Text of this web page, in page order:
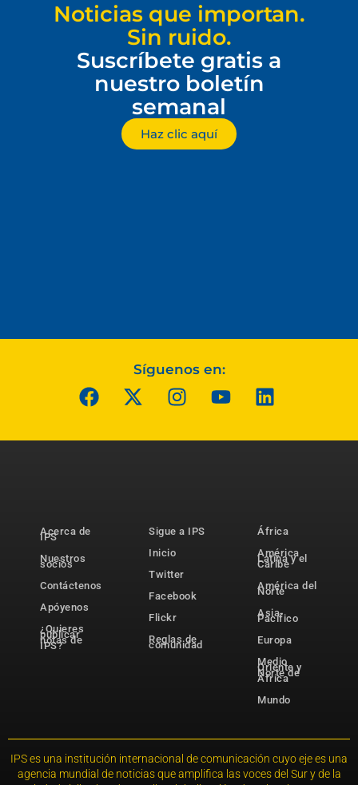
Noticias que importan.
Sin ruido.
Suscríbete gratis a
nuestro boletín
semanal
Haz clic aquí
Síguenos en:
Acerca de
IPS
Nuestros
socios
Contáctenos
Apóyenos
¿Quieres
publicar
notas de
IPS?
Sigue a IPS
Inicio
Twitter
Facebook
Flickr
Reglas de
comunidad
África
América
Latina y el
Caribe
América del
Norte
Asia-
Pacífico
Europa
Medio
Oriente y
Norte de
África
Mundo
IPS es una institución internacional de comunicación cuyo eje es una
agencia mundial de noticias que amplifica las voces del Sur y de la